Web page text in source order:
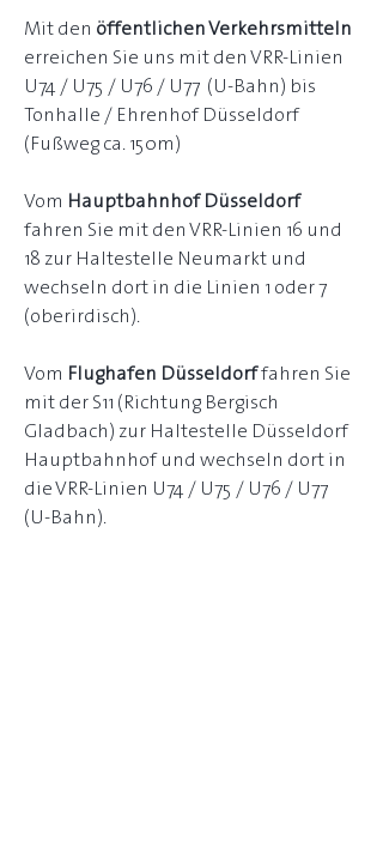
Mit den öffentlichen Verkehrsmitteln
erreichen Sie uns mit den VRR-Linien
U74 / U75 / U76 / U77 (U-Bahn) bis
Tonhalle / Ehrenhof Düsseldorf
(Fußweg ca. 150m)
Vom Hauptbahnhof Düsseldorf
fahren Sie mit den VRR-Linien 16 und
18 zur Haltestelle Neumarkt und
wechseln dort in die Linien 1 oder 7
(oberirdisch).
Vom Flughafen Düsseldorffahren Sie
mit der S11 (Richtung Bergisch
Gladbach) zur Haltestelle Düsseldorf
Hauptbahnhof und wechseln dort in
die VRR-Linien U74 / U75 / U76 / U77
(U-Bahn).